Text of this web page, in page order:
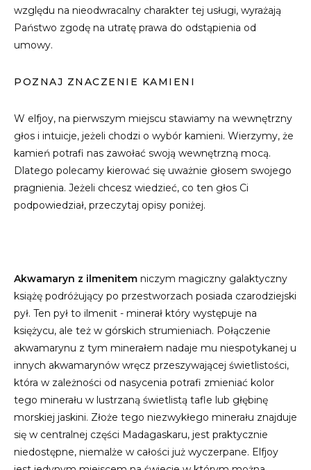
względu na nieodwracalny charakter tej usługi, wyrażają
Państwo zgodę na utratę prawa do odstąpienia od
umowy.
POZNAJ ZNACZENIE KAMIENI
W elfjoy, na pierwszym miejscu stawiamy na wewnętrzny
głos i intuicje, jeżeli chodzi o wybór kamieni. Wierzymy, że
kamień potrafi nas zawołać swoją wewnętrzną mocą.
Dlatego polecamy kierować się uważnie głosem swojego
pragnienia. Jeżeli chcesz wiedzieć, co ten głos Ci
podpowiedział, przeczytaj opisy poniżej.
Akwamaryn z ilmenitem niczym magiczny galaktyczny
książę podróżujący po przestworzach posiada czarodziejski
pył. Ten pył to ilmenit - minerał który występuje na
księżycu, ale też w górskich strumieniach. Połączenie
akwamarynu z tym minerałem nadaje mu niespotykanej u
innych akwamarynów wręcz przeszywającej świetlistości,
która w zależności od nasycenia potrafi zmieniać kolor
tego minerału w lustrzaną świetlistą tafle lub głębinę
morskiej jaskini. Złoże tego niezwykłego minerału znajduje
się w centralnej części Madagaskaru, jest praktycznie
niedostępne, niemalże w całości już wyczerpane. Elfjoy